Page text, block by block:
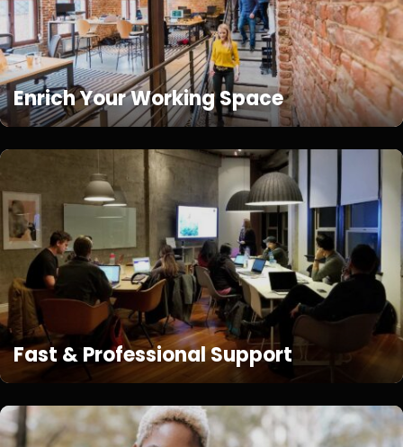
Enrich Your Working Space
Fast & Professional Support